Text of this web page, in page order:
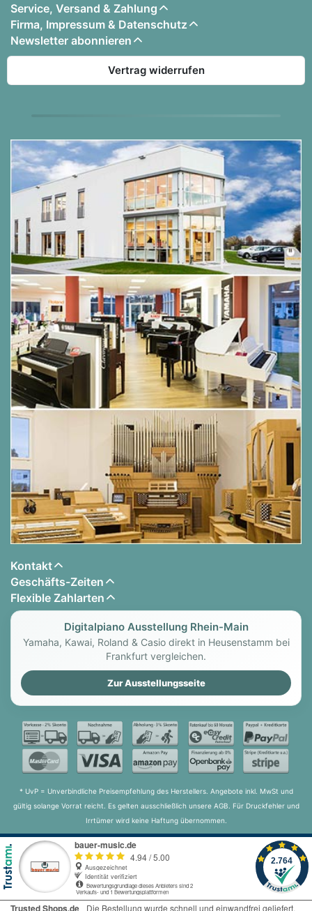
Service, Versand & Zahlung
Firma, Impressum & Datenschutz
Newsletter abonnieren
Vertrag widerrufen
Kontakt
Geschäfts-Zeiten
Flexible Zahlarten
Digitalpiano Ausstellung Rhein-Main
Yamaha, Kawai, Roland & Casio direkt in Heusenstamm bei
Frankfurt vergleichen.
Zur Ausstellungsseite
* UvP = Unverbindliche Preisempfehlung des Herstellers. Angebote inkl. MwSt und
gültig solange Vorrat reicht. Es gelten ausschließlich unsere AGB. Für Druckfehler und
Irrtümer wird keine Haftung übernommen.